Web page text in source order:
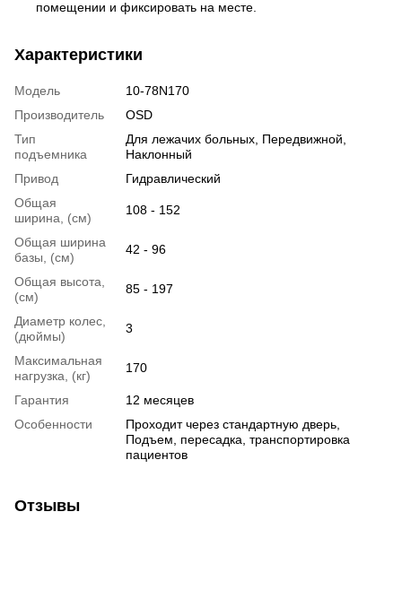
помещении и фиксировать на месте.
Характеристики
Модель
10-78N170
Производитель
OSD
Тип
подъемника
Для лежачих больных Передвижной
Наклонный
Привод
Гидравлический
Общая
ширина, (см)
108 - 152
Общая ширина
базы, (см)
42 - 96
Общая высота,
(см)
85 - 197
Диаметр колес,
(дюймы)
3
Максимальная
нагрузка, (кг)
170
Гарантия
12 месяцев
Особенности
Проходит через стандартную дверь
Подъем, пересадка, транспортировка
пациентов
Отзывы